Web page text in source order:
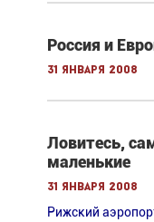
Россия и
31 января 2008
Ловитесь,
маленькие
31 января 2008
Рижский